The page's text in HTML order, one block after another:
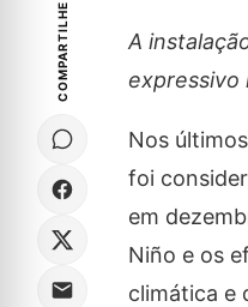
COMPARTILHE
A
expressivo
Nos
foi
em
Niño e os
climática e